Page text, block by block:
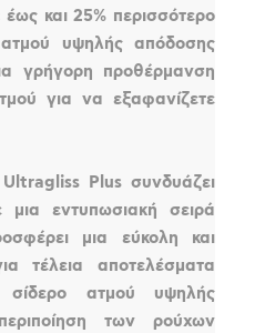
και 25% περισσότερο
υψηλής απόδοσης
γρήγορη προθέρμανση
για να εξαφανίζετε
Plus συνδυάζει
εντυπωσιακή σειρά
μια εύκολη και
τέλεια αποτελέσματα
ατμού υψηλής
των ρούχων